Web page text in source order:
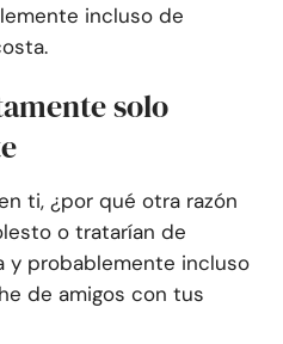
incluso de
solo
ti, ¿por qué otra razón
o tratarían de
y probablemente incluso
de amigos con tus